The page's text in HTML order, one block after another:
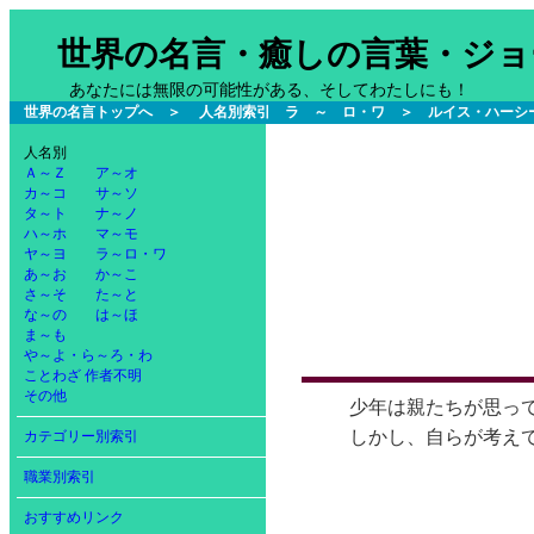
世界の名言・癒しの言葉・ジ
あなたには無限の可能性がある、そしてわたしにも！
世界の名言トップへ＞ 人名別索引 ラ ～ ロ・ワ ＞ ルイス・ハーシ
人名別
Ａ～Ｚ
ア～オ
カ～コ
サ～ソ
タ～ト
ナ～ノ
ハ～ホ
マ～モ
ヤ～ヨ
ラ～ロ・ワ
あ～お
か～こ
さ～そ
た～と
な～の
は～ほ
ま～も
や～よ・ら～ろ・わ
ことわざ 作者不明
その他
カテゴリー別索引
職業別索引
おすすめリンク
少年は親たちが思っ
しかし、自らが考え